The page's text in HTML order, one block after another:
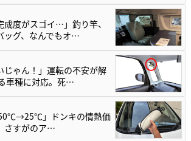
度がスゴイ…」釣り竿、
ッグ、なんでもオ…
じゃん！」運転の不安が解
車種に対応。死…
50℃→25℃」ドンキの情熱価
さすがのア…